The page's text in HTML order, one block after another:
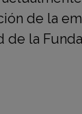
de la
la